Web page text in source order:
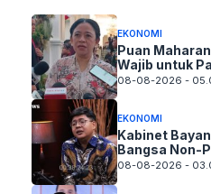
EKONOMI
Puan
Wajib untuk
08-08-2026 -
EKONOMI
Kabinet
Bangsa Non-
08-08-2026 -